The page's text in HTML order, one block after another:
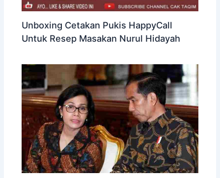
Unboxing Cetakan Pukis HappyCall
Untuk Resep Masakan Nurul Hidayah